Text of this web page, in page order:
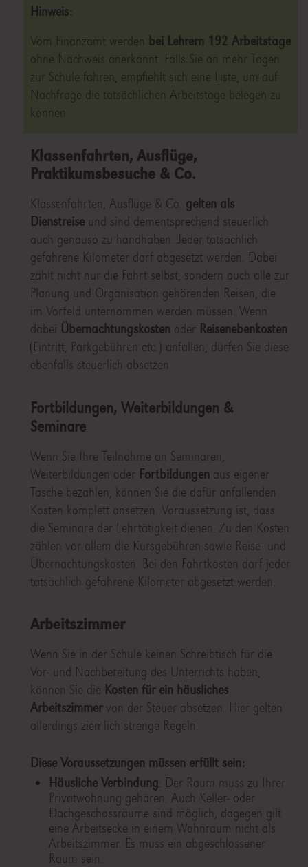
Hinweis:
Vom Finanzamt werden bei Lehrern 192 Arbeitstage
ohne Nachweis anerkannt. Falls Sie an mehr Tagen
zur Schule fahren, empfiehlt sich eine Liste, um auf
Nachfrage die tatsächlichen Arbeitstage belegen zu
können.
Klassenfahrten, Ausflüge,
Praktikumsbesuche & Co.
Klassenfahrten, Ausflüge & Co. gelten als
Dienstreiseund sind dementsprechend steuerlich
auch genauso zu handhaben. Jeder tatsächlich
gefahrene Kilometer darf abgesetzt werden. Dabei
zählt nicht nur die Fahrt selbst, sondern auch alle zur
Planung und Organisation gehörenden Reisen, die
im Vorfeld unternommen werden müssen. Wenn
dabei Übernachtungskosten oder Reisenebenkosten
(Eintritt, Parkgebühren etc.) anfallen, dürfen Sie diese
ebenfalls steuerlich absetzen.
Fortbildungen, Weiterbildungen &
Seminare
Wenn Sie Ihre Teilnahme an Seminaren,
Weiterbildungen oder Fortbildungen aus eigener
Tasche bezahlen, können Sie die dafür anfallenden
Kosten komplett ansetzen. Voraussetzung ist, dass
die Seminare der Lehrtätigkeit dienen. Zu den Kosten
zählen vor allem die Kursgebühren sowie Reise- und
Übernachtungskosten. Bei den Fahrtkosten darf jeder
tatsächlich gefahrene Kilometer abgesetzt werden.
Arbeitszimmer
Wenn Sie in der Schule keinen Schreibtisch für die
Vor- und Nachbereitung des Unterrichts haben,
können Sie die Kosten für ein häusliches
Arbeitszimmervon der Steuer absetzen. Hier gelten
allerdings ziemlich strenge Regeln.
Diese Voraussetzungen müssen erfüllt sein:
Häusliche Verbindung : Der Raum muss zu Ihrer
Privatwohnung gehören. Auch Keller- oder
Dachgeschossräume sind möglich, dagegen gilt
eine Arbeitsecke in einem Wohnraum nicht als
Arbeitszimmer. Es muss ein abgeschlossener
Raum sein.